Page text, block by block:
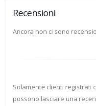
Recensioni
Ancora non ci sono
Solamente clienti registrati
possono lasciare una